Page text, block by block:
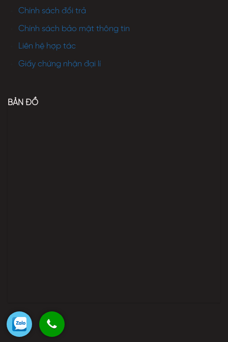
Chính sách đổi trả
Chính sách bảo mật thông tin
Liên hệ hợp tác
Giấy chứng nhận đại lí
BẢN ĐỒ